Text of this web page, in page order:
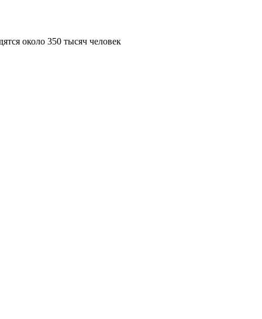
около 350 тысяч человек